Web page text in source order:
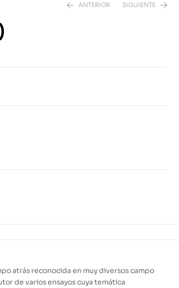
ANTERIOR
22,80€
SIGUIENTE
atrás reconocida en muy diversos campo
de varios ensayos cuya temática